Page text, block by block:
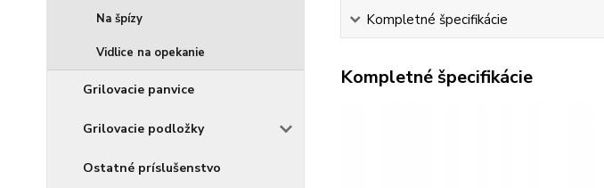
Na špízy
Vidlice na opekanie
Grilovacie panvice
Grilovacie podložky
Ostatné príslušenstvo
Kompletné špecifikácie
Kompletné špecifikácie